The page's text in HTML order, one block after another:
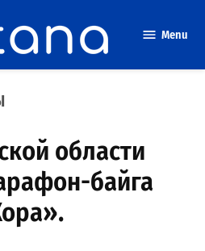
Menu
области
байга